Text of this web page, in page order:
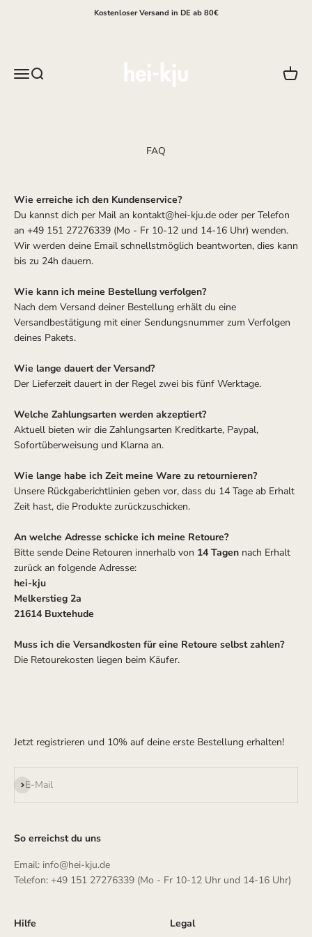
Kostenloser Versand in DE ab 80€
MenüSuche
FAQ
Wie erreiche ich den Kundenservice?
Du kannst dich per Mail an kontakt@hei-kju.de oder per Telefon
an +49 151 27276339 (Mo - Fr 10-12 und 14-16 Uhr) wenden.
Wir werden deine Email schnellstmöglich beantworten, dies kann
bis zu 24h dauern.
Wie kann ich meine Bestellung verfolgen?
Nach dem Versand deiner Bestellung erhält du eine
Versandbestätigung mit einer Sendungsnummer zum Verfolgen
deines Pakets.
Wie lange dauert der Versand?
Der Lieferzeit dauert in der Regel zwei bis fünf Werktage.
Welche Zahlungsarten werden akzeptiert?
Aktuell bieten wir die Zahlungsarten Kreditkarte, Paypal,
Sofortüberweisung und Klarna an.
Wie lange habe ich Zeit meine Ware zu retournieren?
Unsere Rückgaberichtlinien geben vor, dass du 14 Tage ab Erhalt
Zeit hast, die Produkte zurückzuschicken.
An welche Adresse schicke ich meine Retoure?
Bitte sende Deine Retouren innerhalb von 14 Tagen nach Erhalt
zurück an folgende Adresse:
hei-kju
Melkerstieg 2a
21614 Buxtehude
Muss ich die Versandkosten für eine Retoure selbst zahlen?
Die Retourekosten liegen beim Käufer.
Jetzt registrieren und 10% auf deine erste Bestellung erhalten!
E-Mail
Abonnieren
So erreichst du uns
Email: info@hei-kju.de
Telefon: +49 151 27276339 (Mo - Fr 10-12 Uhr und 14-16 Uhr)
Hilfe Legal